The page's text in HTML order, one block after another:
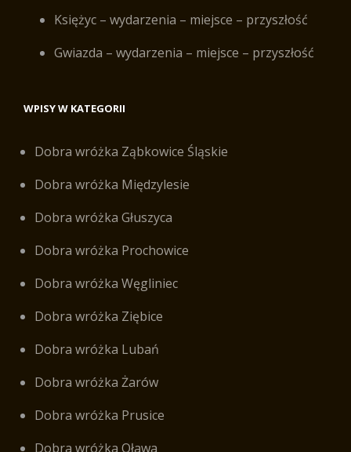
Księżyc – wydarzenia – miejsce – przyszłość
Gwiazda – wydarzenia – miejsce – przyszłość
WPISY W KATEGORII
Dobra wróżka Ząbkowice Śląskie
Dobra wróżka Międzylesie
Dobra wróżka Głuszyca
Dobra wróżka Prochowice
Dobra wróżka Węgliniec
Dobra wróżka Ziębice
Dobra wróżka Lubań
Dobra wróżka Żarów
Dobra wróżka Prusice
Dobra wróżka Oława